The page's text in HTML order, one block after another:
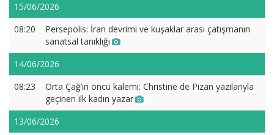
15/06/2026
08:20
Persepolis: İran devrimi ve kuşaklar arası çatışmanın
sanatsal tanıklığı
14/06/2026
08:23
Orta Çağ’ın öncü kalemi: Christine de Pizan yazılarıyla
geçinen ilk kadın yazar
13/06/2026